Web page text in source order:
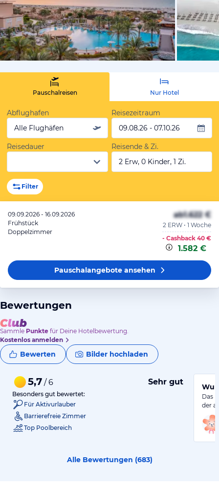
vom
Pauschalreisen Nur Hotel
Abflughafen
Alle Flughäfen
Reisezeitraum
09.08.26 - 07.10.26
Reisedauer
Reisende & Zi.
2 Erw, 0 Kinder, 1 Zi.
Filter
09.09.2026 - 16.09.2026
Frühstück
Doppelzimmer
ab1.622 €
2 ERW • 1 Woche
- Cashback 40 €
1.582 €
Pauschalangeboteansehen
Bewertungen
Sammle Punkte für Deine Hotelbewertung.
Kostenlos anmelden
Bewerten Bilder hochladen
5,7 / 6 Sehr gut
Besonders gut bewertet:
Für Aktivurlauber
Barrierefreie Zimmer
Top Poolbereich
Das
der
Alle Bewertungen (683)